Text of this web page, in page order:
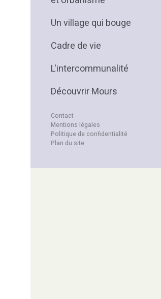
Un village qui bouge
Cadre de vie
L'intercommunalité
Découvrir Mours
Contact
Mentions légales
Politique de confidentialité
Plan du site